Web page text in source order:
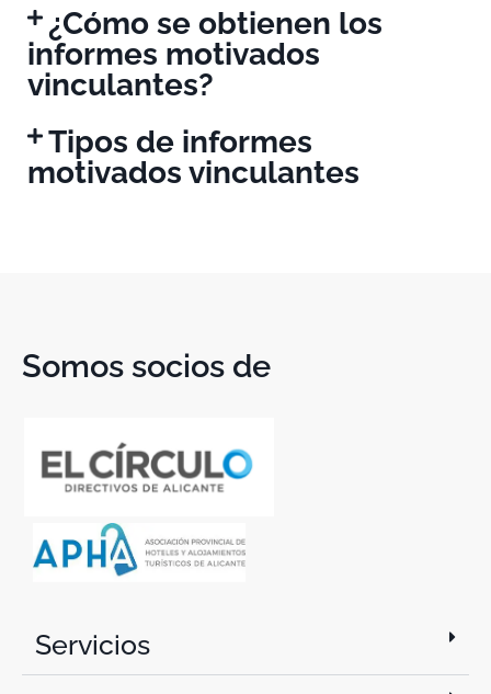
¿Cómo se obtienen los
informes motivados
vinculantes?
Tipos de informes
motivados vinculantes
Somos socios de
Servicios